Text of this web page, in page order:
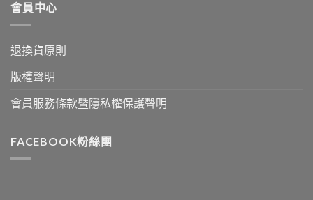
會員中心
退換貨原則
版權聲明
會員服務條款暨隱私權保護聲明
FACEBOOK粉絲團